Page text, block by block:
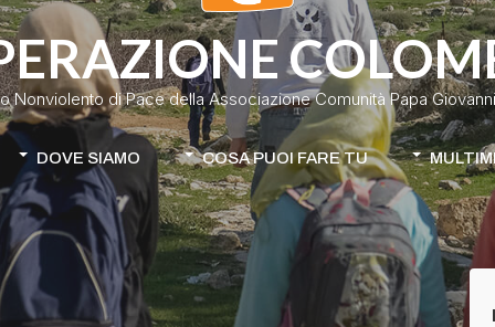
Nonviolento di Pace della Associazione Comunità Papa
DOVE SIAMO
Colombia
Cile-Mapuche
COSA PUOI FARE TU
Donazione classica
Donazione continuativa
Apri la tua raccolta fondi